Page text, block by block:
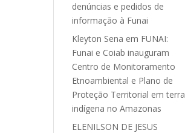
denúncias e pedidos de
informação à Funai
Kleyton Sena em FUNAI:
Funai e Coiab inauguram
Centro de Monitoramento
Etnoambiental e Plano de
Proteção Territorial em terra
indígena no Amazonas
ELENILSON DE JESUS